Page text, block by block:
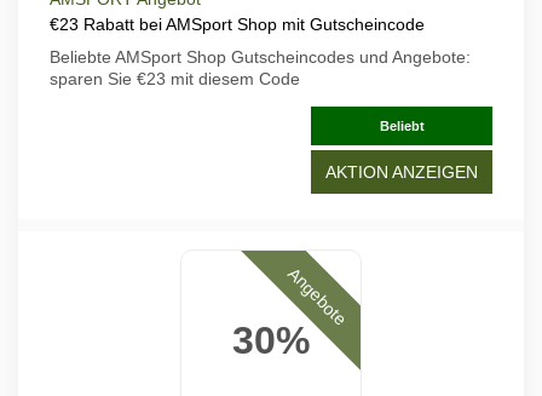
€23 Rabatt bei AMSport Shop mit Gutscheincode
Beliebte AMSport Shop Gutscheincodes und Angebote:
sparen Sie €23 mit diesem Code
Beliebt
AKTION ANZEIGEN
30%
Angebote